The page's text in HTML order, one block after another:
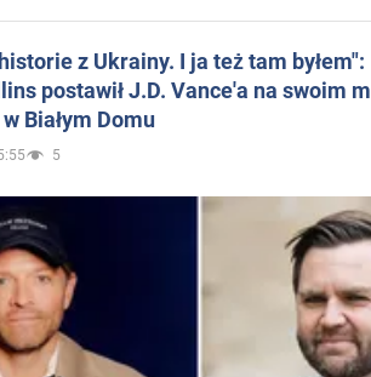
z Ukrainy. I ja też tam
postawił J.D. Vance'a na swoim
Białym Domu
5